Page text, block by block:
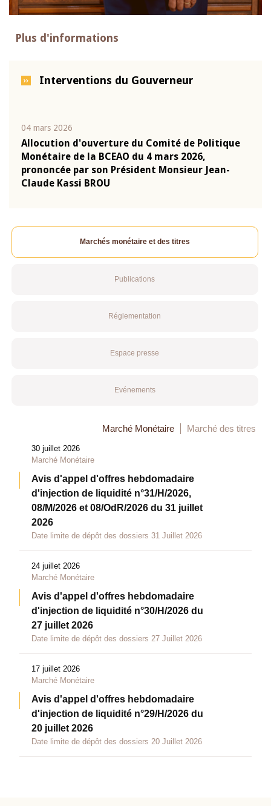
Plus d'informations
Interventions du Gouverneur
04 mars 2026
Allocution d'ouverture du Comité de Politique
Monétaire de la BCEAO du 4 mars 2026,
prononcée par son Président Monsieur Jean-
Claude Kassi BROU
Marchés monétaire et des titres
Publications
Réglementation
Espace presse
Evénements
Marché Monétaire Marché des titres
30 juillet 2026
Marché Monétaire
Avis d'appel d'offres hebdomadaire
d'injection de liquidité n°31/H/2026,
08/M/2026 et 08/OdR/2026 du 31 juillet
2026
Date limite de dépôt des dossiers 31 Juillet 2026
24 juillet 2026
Marché Monétaire
Avis d'appel d'offres hebdomadaire
d'injection de liquidité n°30/H/2026 du
27 juillet 2026
Date limite de dépôt des dossiers 27 Juillet 2026
17 juillet 2026
Marché Monétaire
Avis d'appel d'offres hebdomadaire
d'injection de liquidité n°29/H/2026 du
20 juillet 2026
Date limite de dépôt des dossiers 20 Juillet 2026